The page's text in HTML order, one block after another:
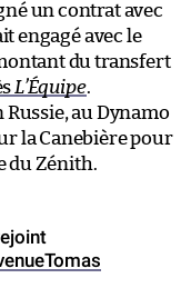
un contrat avec
engagé avec le
du transfert
L’Équipe.
au Dynamo
la Canebière pour
du Zénith.